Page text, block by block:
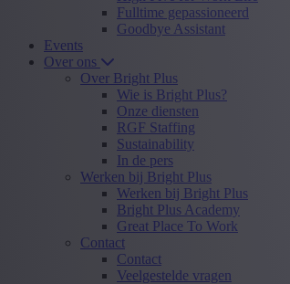
Fulltime gepassioneerd
Goodbye Assistant
Events
Over ons
Over Bright Plus
Wie is Bright Plus?
Onze diensten
RGF Staffing
Sustainability
In de pers
Werken bij Bright Plus
Werken bij Bright Plus
Bright Plus Academy
Great Place To Work
Contact
Contact
Veelgestelde vragen